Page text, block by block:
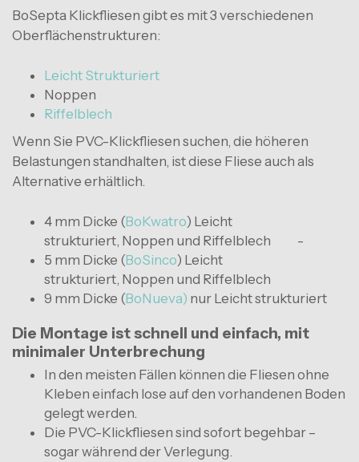
BoSepta Klickfliesen gibt es mit 3 verschiedenen
Oberflächenstrukturen:
Leicht Strukturiert
Noppen
Riffelblech
Wenn Sie PVC-Klickfliesen suchen, die höheren
Belastungen standhalten, ist diese Fliese auch als
Alternative erhältlich.
4 mm Dicke (BoKwatro) Leicht
strukturiert, Noppen und Riffelblech -
5 mm Dicke (BoSinco) Leicht
strukturiert, Noppen und Riffelblech
9 mm Dicke (BoNueva) nur Leicht strukturiert
Die Montage ist schnell und einfach, mit
minimaler Unterbrechung
In den meisten Fällen können die Fliesen ohne
Kleben einfach lose auf den vorhandenen Boden
gelegt werden.
Die PVC-Klickfliesen sind sofort begehbar –
sogar während der Verlegung.